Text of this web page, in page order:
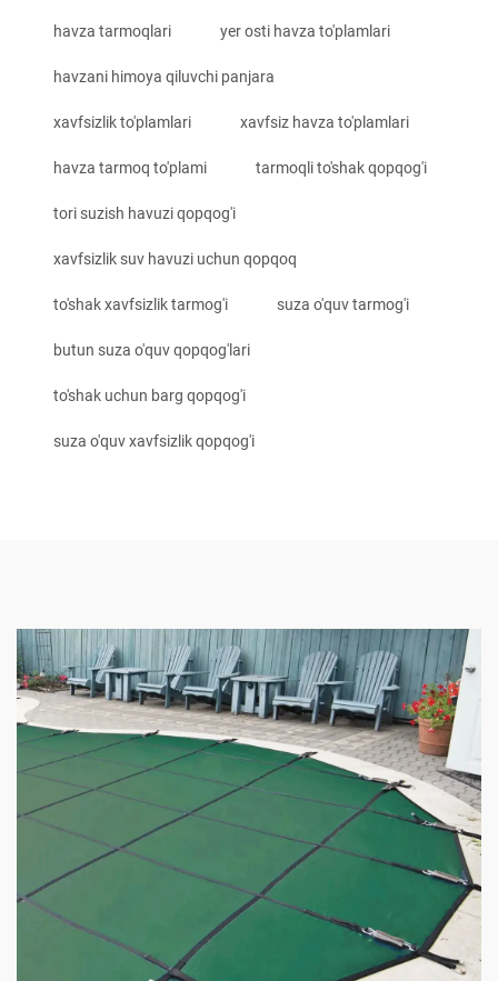
havza tarmoqlari yer osti havza to'plamlari
havzani himoya qiluvchi panjara
xavfsizlik to'plamlari xavfsiz havza to'plamlari
havza tarmoq to'plami tarmoqli to'shak qopqog'i
tori suzish havuzi qopqog'i
xavfsizlik suv havuzi uchun qopqoq
to'shak xavfsizlik tarmog'i suza o'quv tarmog'i
butun suza o'quv qopqog'lari
to'shak uchun barg qopqog'i
suza o'quv xavfsizlik qopqog'i